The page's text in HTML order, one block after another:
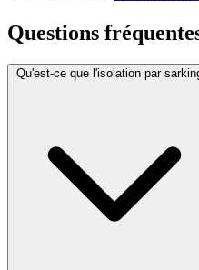
Questions
Qu'est-ce que l'isolation par